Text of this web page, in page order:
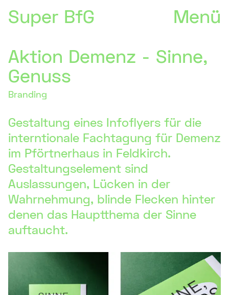
Super BfG Menü
Aktion Demenz - Sinne,
Genuss
Branding
Gestaltung eines Infoflyers für die
interntionale Fachtagung für Demenz
im Pförtnerhaus in Feldkirch.
Gestaltungselement sind
Auslassungen, Lücken in der
Wahrnehmung, blinde Flecken hinter
denen das Hauptthema der Sinne
auftaucht.